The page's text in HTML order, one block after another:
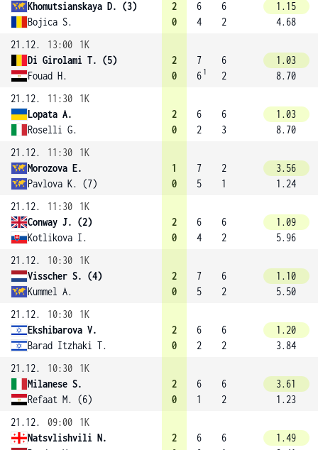
Khomutsianskaya D. (3)
Bojica S.
2
0
6
4
6
2
1.15
4.68
21.12.
13:00
1K
Di Girolami T. (5)
Fouad H.
2
0
7
6 1
6
2
1.03
8.70
21.12.
11:30
1K
Lopata A.
Roselli G.
2
0
6
2
6
3
1.03
8.70
21.12.
11:30
1K
Morozova E.
Pavlova K. (7)
1
0
7
5
2
1
3.56
1.24
21.12.
11:30
1K
Conway J. (2)
Kotlikova I.
2
0
6
4
6
2
1.09
5.96
21.12.
10:30
1K
Visscher S. (4)
Kummel A.
2
0
7
5
6
2
1.10
5.50
21.12.
10:30
1K
Ekshibarova V.
Barad Itzhaki T.
2
0
6
2
6
2
1.20
3.84
21.12.
10:30
1K
Milanese S.
Refaat M. (6)
2
0
6
1
6
2
3.61
1.23
21.12.
09:00
1K
Natsvlishvili N.
2
6
6
1.49